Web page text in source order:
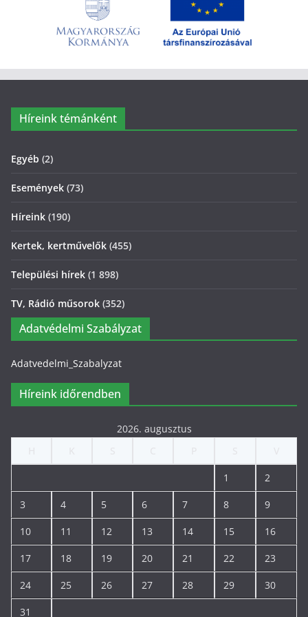
Híreink témánként
Egyéb (2)
Események (73)
Híreink (190)
Kertek, kertművelők (455)
Települési hírek (1 898)
TV, Rádió műsorok (352)
Adatvédelmi Szabályzat
Adatvedelmi_Szabalyzat
Híreink időrendben
2026. augusztus
1 2
3 4 5 6 7 8 9
10 11 12 13 14 15 16
17 18 19 20 21 22 23
24 25 26 27 28 29 30
31